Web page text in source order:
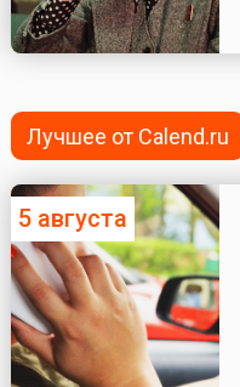
Лучшее от Calend.ru
5 августа